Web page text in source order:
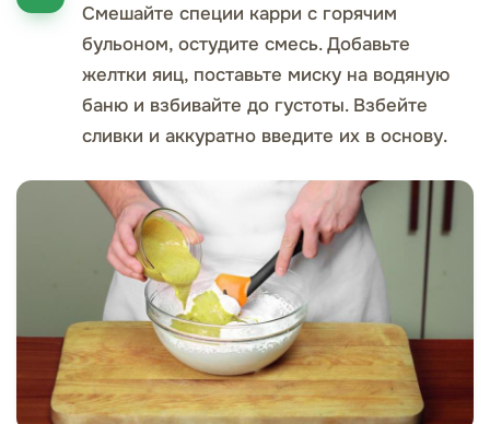
Смешайте специи карри с горячим
бульоном, остудите смесь. Добавьте
желтки яиц, поставьте миску на водяную
баню и взбивайте до густоты. Взбейте
сливки и аккуратно введите их в основу.